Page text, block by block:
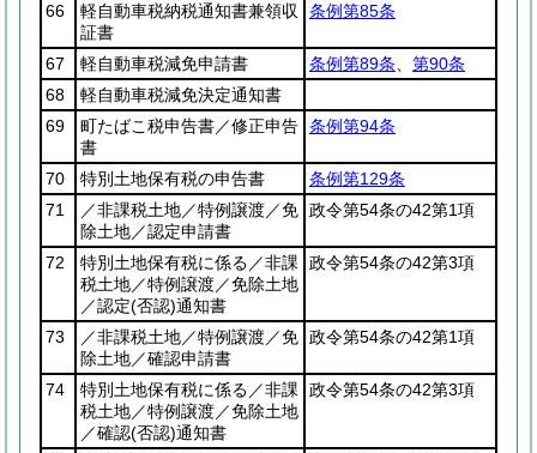
66
軽自動車税納税通知書兼領収
証書
条例第85条
67 軽自動車税減免申請書 条例第89条
第90条
68
軽自動車税減免決定通知書
69
町たばこ税申告書／修正申告
書
条例第94条
70 特別土地保有税の申告書
条例第129条
71
／非課税土地／特例譲渡／免
除土地／認定申請書
政令第54条の42第1項
72
特別土地保有税に係る／非課
税土地／特例譲渡／免除土地
／認定(否認)通知書
政令第54条の42第3項
73
／非課税土地／特例譲渡／免
除土地／確認申請書
政令第54条の42第1項
74
特別土地保有税に係る／非課
税土地／特例譲渡／免除土地
／確認(否認)通知書
政令第54条の42第3項